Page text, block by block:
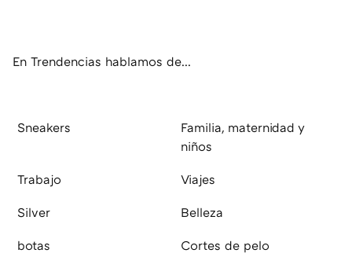
En Trendencias hablamos de...
Sneakers
Familia, maternidad y
niños
Trabajo Viajes
Silver Belleza
botas Cortes de pelo